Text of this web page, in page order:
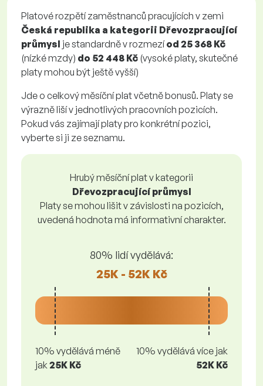
Platové rozpětí zaměstnanců pracujících v zemi
Česká republika a kategorii Dřevozpracující
průmysl je standardně v rozmezíod 25 368 Kč
(nízké mzdy) do 52 448 Kč (vysoké platy, skutečné
platy mohou být ještě vyšší)
Jde o celkový měsíční plat včetně bonusů. Platy se
výrazně liší v jednotlivých pracovních pozicích.
Pokud vás zajímají platy pro konkrétní pozici,
vyberte si ji ze seznamu.
Hrubý měsíční plat v kategorii
Dřevozpracující průmysl
Platy se mohou lišit v závislosti na pozicích,
uvedená hodnota má informativní charakter.
80% lidí vydělává:
25K - 52K Kč
10% vydělává méně
jak25K Kč
10% vydělává více jak
52K Kč